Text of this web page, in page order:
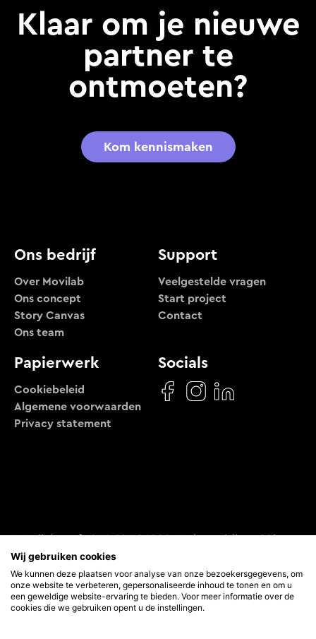
Klaar om je nieuwe
partner te
ontmoeten?
Kom kennismaken
Ons bedrijf
Over Movilab
Ons concept
Story Canvas
Ons team
Support
Veelgestelde vragen
Start project
Contact
Papierwerk
Cookiebeleid
Algemene voorwaarden
Privacy statement
Socials
Movilab v.o.f. KVK: 69464928, Molenveldlaan 10b,
6523 RM, Nijmegen
Wij gebruiken cookies
We kunnen deze plaatsen voor analyse van onze bezoekersgegevens, om
onze website te verbeteren, gepersonaliseerde inhoud te tonen en om u
een geweldige website-ervaring te bieden. Voor meer informatie over de
cookies die we gebruiken opent u de instellingen.